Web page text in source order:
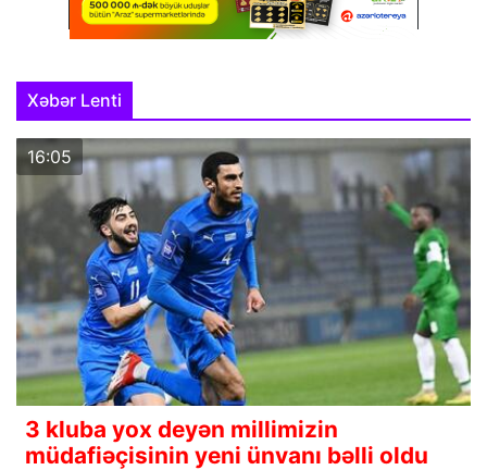
Xəbər Lenti
16:05
3 kluba yox deyən millimizin
müdafiəçisinin yeni ünvanı bəlli oldu